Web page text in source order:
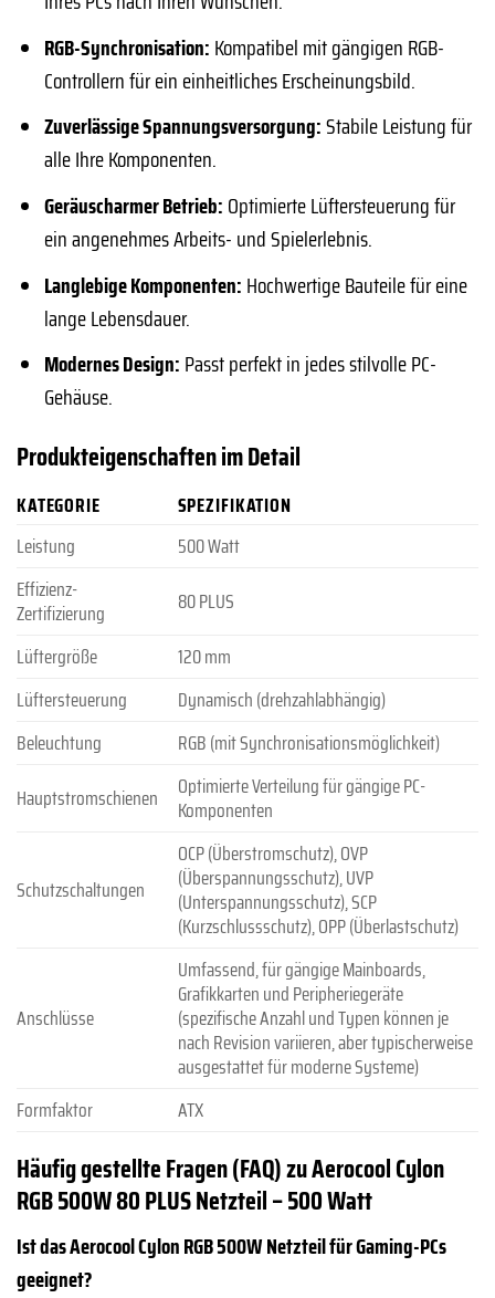
RGB-Synchronisation: Kompatibel mit gängigen RGB-
Controllern für ein einheitliches Erscheinungsbild.
Zuverlässige Spannungsversorgung:Stabile Leistung für
alle Ihre Komponenten.
Geräuscharmer Betrieb: Optimierte Lüftersteuerung für
ein angenehmes Arbeits- und Spielerlebnis.
Langlebige Komponenten: Hochwertige Bauteile für eine
lange Lebensdauer.
Modernes Design: Passt perfekt in jedes stilvolle PC-
Gehäuse.
Produkteigenschaften im Detail
KATEGORIE
SPEZIFIKATION
Leistung
500 Watt
Effizienz-
Zertifizierung
80 PLUS
Lüftergröße
120 mm
Lüftersteuerung
Dynamisch (drehzahlabhängig)
Beleuchtung
RGB (mit Synchronisationsmöglichkeit)
Hauptstromschienen
Optimierte Verteilung für gängige PC-
Komponenten
Schutzschaltungen
OCP (Überstromschutz), OVP
(Überspannungsschutz), UVP
(Unterspannungsschutz), SCP
(Kurzschlussschutz), OPP (Überlastschutz)
Anschlüsse
Umfassend, für gängige Mainboards,
Grafikkarten und Peripheriegeräte
(spezifische Anzahl und Typen können je
nach Revision variieren, aber typischerweise
ausgestattet für moderne Systeme)
Formfaktor
ATX
Häufig gestellte Fragen (FAQ) zu Aerocool Cylon
RGB 500W 80 PLUS Netzteil – 500 Watt
Ist das Aerocool Cylon RGB 500W Netzteil für Gaming-PCs
geeignet?